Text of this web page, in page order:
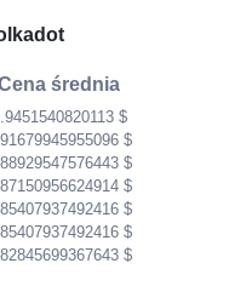
średnia
$
$
$
$
$
$
$